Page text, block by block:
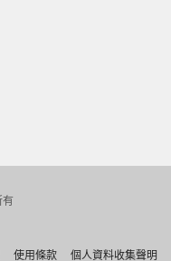
有
使用條款 個人資料收集聲明